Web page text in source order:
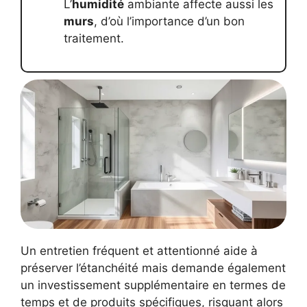
L’humidité ambiante affecte aussi les
murs, d’où l’importance d’un bon
traitement.
Un entretien fréquent et attentionné aide à
préserver l’étanchéité mais demande également
un investissement supplémentaire en termes de
temps et de produits spécifiques, risquant alors